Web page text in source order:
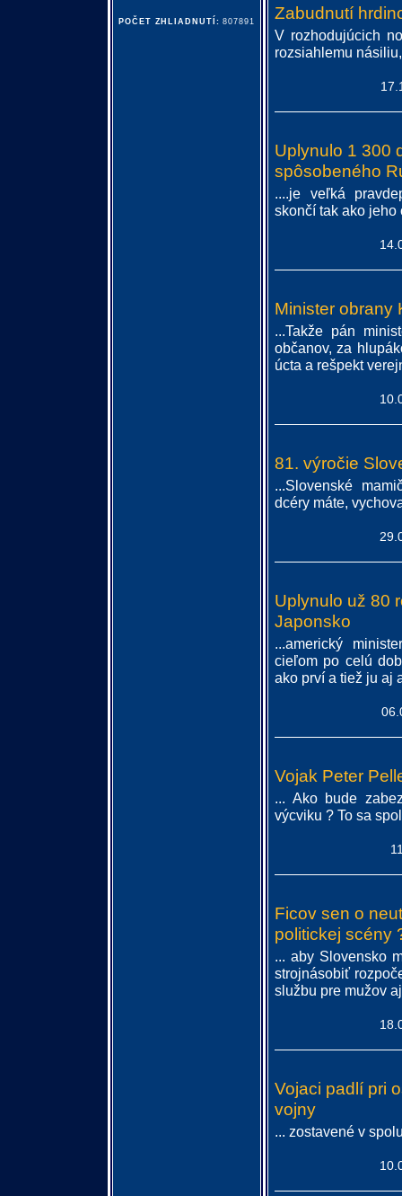
Zabudnutí
V rozhodujúcich
rozsiahlemu
Uplynulo 1 300
spôsobeného
....je veľká
skončí tak ako
Minister obrany
...Takže pán
občanov, za
úcta a rešpekt
81. výročie
...Slovenské
dcéry máte,
Uplynulo už 80
Japonsko
...americký
cieľom po celú
ako prví a tiež ju aj
Vojak Peter
... Ako bude
výcviku ? To sa
Ficov sen o
politickej scény
... aby Slovensko
strojnásobiť
službu pre mužov
Vojaci padlí pri
vojny
... zostavené v
POČET ZHLIADNUTÍ: 807891